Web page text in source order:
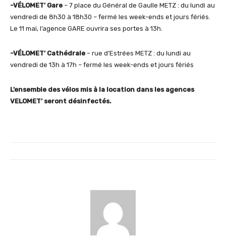
-VÉLOMET’ Gare – 7 place du Général de Gaulle METZ : du lundi au
vendredi de 8h30 à 18h30 – fermé les week-ends et jours fériés.
Le 11 mai, l’agence GARE ouvrira ses portes à 13h.
-VÉLOMET’ Cathédrale – rue d’Estrées METZ : du lundi au
vendredi de 13h à 17h – fermé les week-ends et jours fériés
L’ensemble des vélos mis à la location dans les agences
VELOMET’ seront désinfectés.